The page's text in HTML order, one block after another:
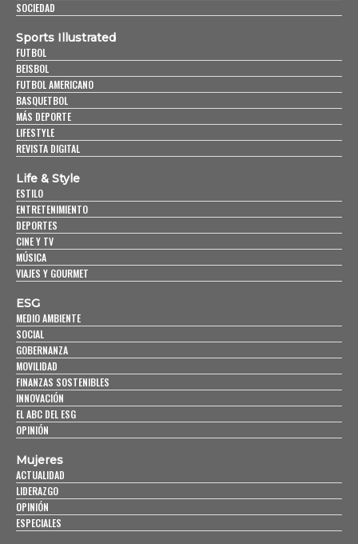
SOCIEDAD
Sports Illustrated
FUTBOL
BEISBOL
FUTBOL AMERICANO
BASQUETBOL
MÁS DEPORTE
LIFESTYLE
REVISTA DIGITAL
Life & Style
ESTILO
ENTRETENIMIENTO
DEPORTES
CINE Y TV
MÚSICA
VIAJES Y GOURMET
ESG
MEDIO AMBIENTE
SOCIAL
GOBERNANZA
MOVILIDAD
FINANZAS SOSTENIBLES
INNOVACIÓN
EL ABC DEL ESG
OPINIÓN
Mujeres
ACTUALIDAD
LIDERAZGO
OPINIÓN
ESPECIALES